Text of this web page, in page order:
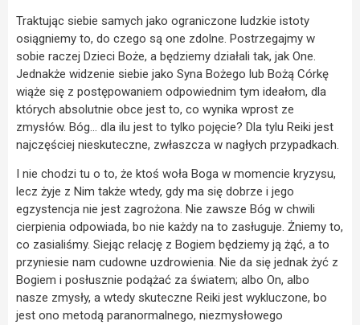
Traktując siebie samych jako ograniczone ludzkie istoty
osiągniemy to, do czego są one zdolne. Postrzegajmy w
sobie raczej Dzieci Boże, a będziemy działali tak, jak One.
Jednakże widzenie siebie jako Syna Bożego lub Bożą Córkę
wiąże się z postępowaniem odpowiednim tym ideałom, dla
których absolutnie obce jest to, co wynika wprost ze
zmysłów. Bóg… dla ilu jest to tylko pojęcie? Dla tylu Reiki jest
najczęściej nieskuteczne, zwłaszcza w nagłych przypadkach.
I nie chodzi tu o to, że ktoś woła Boga w momencie kryzysu,
lecz żyje z Nim także wtedy, gdy ma się dobrze i jego
egzystencja nie jest zagrożona. Nie zawsze Bóg w chwili
cierpienia odpowiada, bo nie każdy na to zasługuje. Żniemy to,
co zasialiśmy. Siejąc relację z Bogiem będziemy ją żąć, a to
przyniesie nam cudowne uzdrowienia. Nie da się jednak żyć z
Bogiem i posłusznie podążać za światem; albo On, albo
nasze zmysły, a wtedy skuteczne Reiki jest wykluczone, bo
jest ono metodą paranormalnego, niezmysłowego